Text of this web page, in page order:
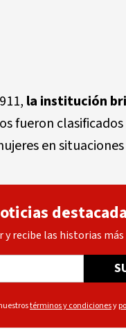
la institución
fueron
en
recibe las historias
términos y condicionesy